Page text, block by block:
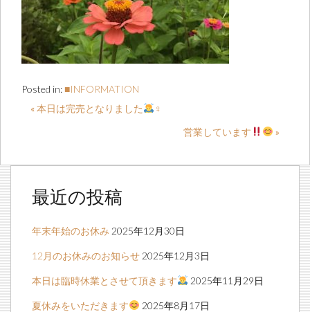
Posted in:■INFORMATION
« 本日は完売となりました
‍♀️
営業しています
»
最近の投稿
年末年始のお休み 2025年12月30日
12月のお休みのお知らせ 2025年12月3日
本日は臨時休業とさせて頂きます 2025年11月29日
夏休みをいただきます 2025年8月17日